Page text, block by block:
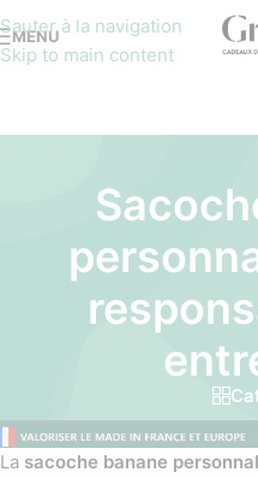
Sauter à la navigation
Skip to main content
MENU
La sacoche banane